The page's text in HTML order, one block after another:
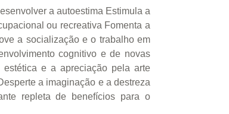
a autoestima Estimula a
ou recreativa Fomenta a
a socialização e o trabalho em
cognitivo e de novas
e a apreciação pela arte
a imaginação e a destreza
repleta de benefícios para o